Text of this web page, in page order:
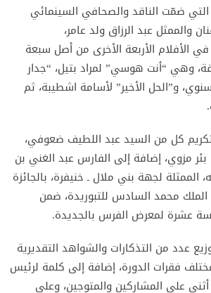
ضمّت الناقد والصحافي السينمائي
والممثل عبد الرزاق ولد عامر،
الأفلام الأربعة الأخرى من أصل سبعة
وهي “أنت هوسي” لمراد بتيل، “جدار
و”الحل الأخير” لأسامة اشطيبة، ثم
كل من السيد عبد اللطيف ضعوفي،
بئر مزوي، إضافة إلى الفارس عبد الغني بن
لجهة بني ملال ـ خنيفرة، بالجائزة
الملك محمد السادس للتبوريدة، ضمن
عشرة لمعرض الفرس بالجديدة.
عدد من التذكارات والشواهد التقديرية
فقرات الدورة، إضافة إلى كلمة لرئيس
على المشاركين والمتوجين، وعلى